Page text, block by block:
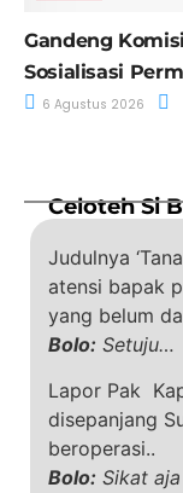
Gandeng
Sosialisasi
6 Agustus 2026
Celoteh Si
Judulnya
atensi bapak
yang belum
Bolo: Setuju…
Lapor Pak
disepanjang
beroperasi..
Bolo: Sikat